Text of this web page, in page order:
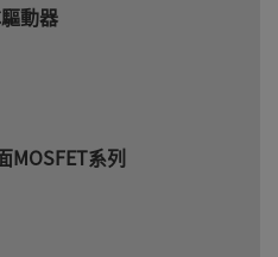
動器
MOSFET系列